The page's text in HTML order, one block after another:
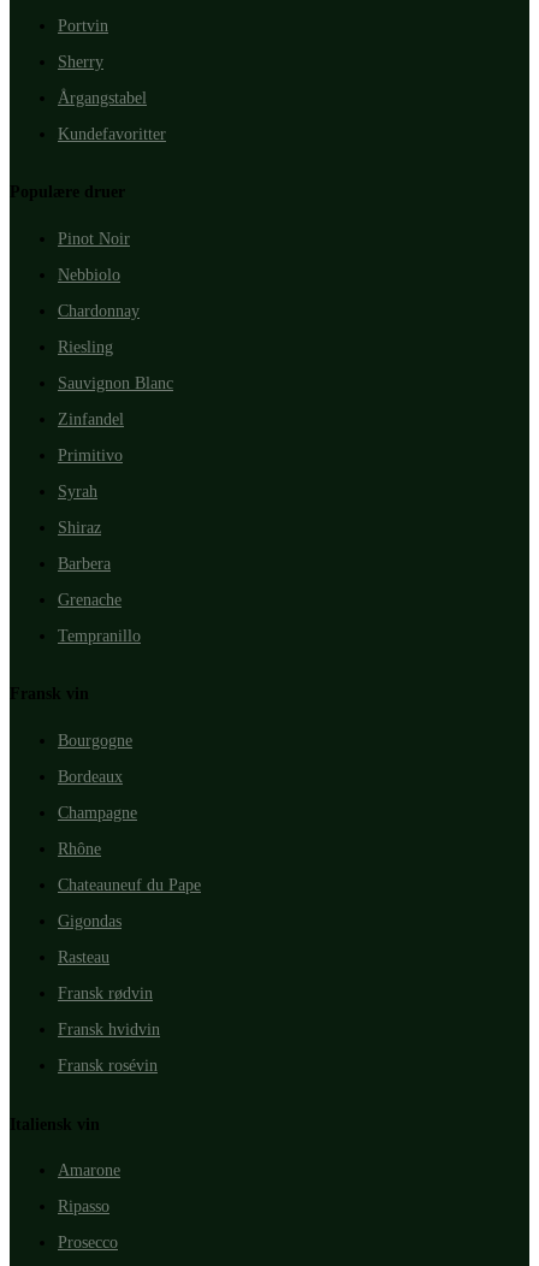
Portvin
Sherry
Årgangstabel
Kundefavoritter
Populære druer
Pinot Noir
Nebbiolo
Chardonnay
Riesling
Sauvignon Blanc
Zinfandel
Primitivo
Syrah
Shiraz
Barbera
Grenache
Tempranillo
Fransk vin
Bourgogne
Bordeaux
Champagne
Rhône
Chateauneuf du Pape
Gigondas
Rasteau
Fransk rødvin
Fransk hvidvin
Fransk rosévin
Italiensk vin
Amarone
Ripasso
Prosecco